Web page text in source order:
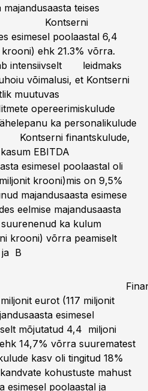
teises
esimesel poolaastal 6,4
ehk 21.3% võrra.
intensiivselt leidmaks
võimalusi, et Kontserni
muutuvas
opereerimiskulude
ka personalikulude
finantskulude,
EBITDA
esimesel poolaastal oli
krooni)mis on 9,5%
majandusaasta esimese
eelmise majandusaasta
ka kulum
krooni) võrra peamiselt
B
eurot (117 miljonit
esimesel
mõjutatud 4,4 miljoni
14,7% võrra suurematest
kasv oli tingitud 18%
kohustuste mahust
esimesel poolaastal ja